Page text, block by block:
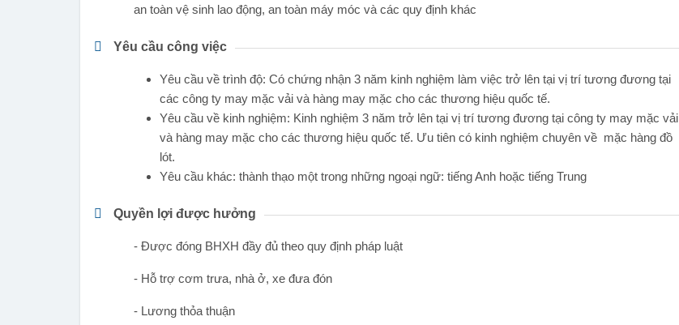
an toàn vệ sinh lao động, an toàn máy móc và các quy định khác
Yêu cầu công việc
Yêu cầu về trình độ: Có chứng nhận 3 năm kinh nghiệm làm việc trở lên tại vị trí tương đương tại
các công ty may mặc vải và hàng may mặc cho các thương hiệu quốc tế.
Yêu cầu về kinh nghiệm: Kinh nghiệm 3 năm trở lên tại vị trí tương đương tại công ty may mặc vải
và hàng may mặc cho các thương hiệu quốc tế. Ưu tiên có kinh nghiệm chuyên về mặc hàng đồ
lót.
Yêu cầu khác: thành thạo một trong những ngoại ngữ: tiếng Anh hoặc tiếng Trung
Quyền lợi được hưởng
- Được đóng BHXH đầy đủ theo quy định pháp luật
- Hỗ trợ cơm trưa, nhà ở, xe đưa đón
- Lương thỏa thuận